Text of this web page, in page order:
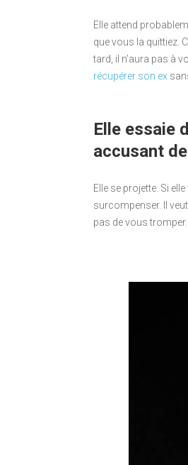
Elle attend
que vous la quittiez.
tard, il n’aura pas à
récupérer son ex
Elle essaie
accusant
Elle se projette. Si
surcompenser. Il
pas de vous